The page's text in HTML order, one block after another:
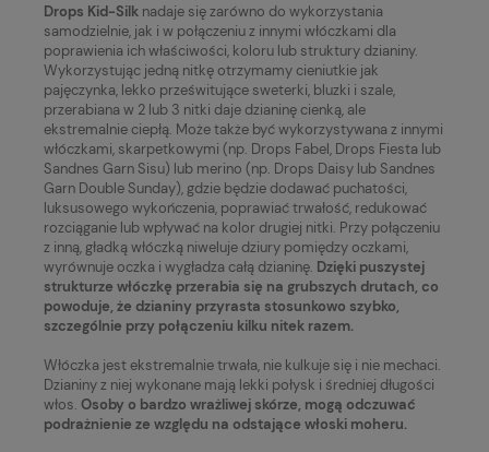
Drops Kid-Silk nadaje się zarówno do wykorzystania
samodzielnie, jak i w połączeniu z innymi włóczkami dla
poprawienia ich właściwości, koloru lub struktury dzianiny.
Wykorzystując jedną nitkę otrzymamy cieniutkie jak
pajęczynka, lekko prześwitujące sweterki, bluzki i szale,
przerabiana w 2 lub 3 nitki daje dzianinę cienką, ale
ekstremalnie ciepłą. Może także być wykorzystywana z innymi
włóczkami, skarpetkowymi (np. Drops Fabel, Drops Fiesta lub
Sandnes Garn Sisu) lub merino (np. Drops Daisy lub Sandnes
Garn Double Sunday), gdzie będzie dodawać puchatości,
luksusowego wykończenia, poprawiać trwałość, redukować
rozciąganie lub wpływać na kolor drugiej nitki. Przy połączeniu
z inną, gładką włóczką niweluje dziury pomiędzy oczkami,
wyrównuje oczka i wygładza całą dzianinę. Dzięki puszystej
strukturze włóczkę przerabia się na grubszych drutach, co
powoduje, że dzianiny przyrasta stosunkowo szybko,
szczególnie przy połączeniu kilku nitek razem.
Włóczka jest ekstremalnie trwała, nie kulkuje się i nie mechaci.
Dzianiny z niej wykonane mają lekki połysk i średniej długości
włos. Osoby o bardzo wrażliwej skórze, mogą odczuwać
podrażnienie ze względu na odstające włoski moheru.